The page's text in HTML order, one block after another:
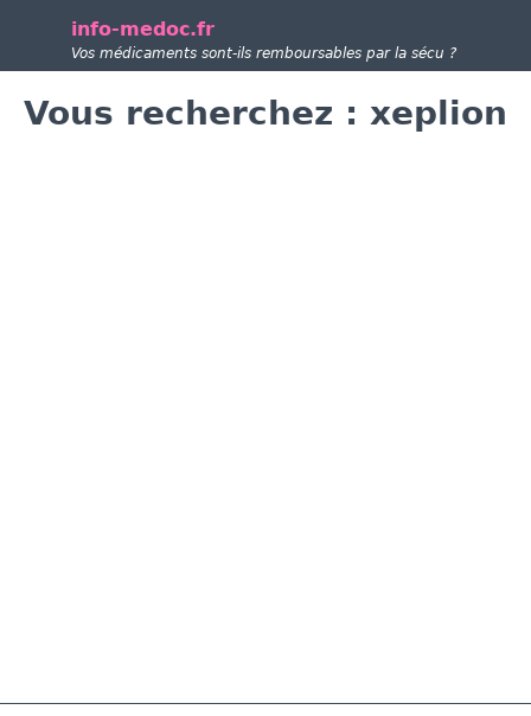
info-medoc.fr
Vos médicaments sont-ils remboursables par la sécu ?
Vous recherchez : xeplion